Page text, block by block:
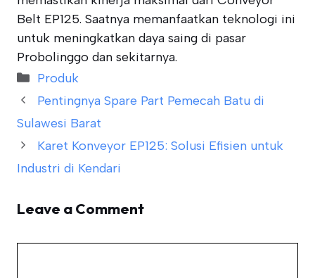
Belt EP125. Saatnya memanfaatkan teknologi ini
untuk meningkatkan daya saing di pasar
Probolinggo dan sekitarnya.
Categories
Produk
Pentingnya Spare Part Pemecah Batu di
Sulawesi Barat
Karet Konveyor EP125: Solusi Efisien untuk
Industri di Kendari
Leave a Comment